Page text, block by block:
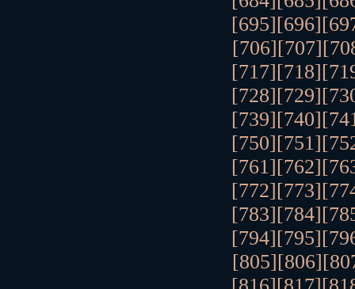
[695][696]
[706][707]
[717][718]
[728][729]
[739][740]
[750][751]
[761][762]
[772][773]
[783][784]
[794][795]
[805][806]